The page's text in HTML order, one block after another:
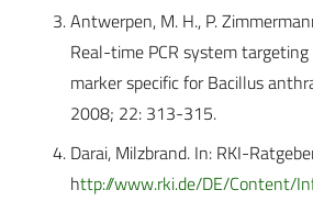
Antwerpen, M. H., P.
Real-time PCR system
marker specific for Bacillus
2008; 22: 313-315.
Darai, Milzbrand. In: RKI-
http://www.rki.de/DE/Content/